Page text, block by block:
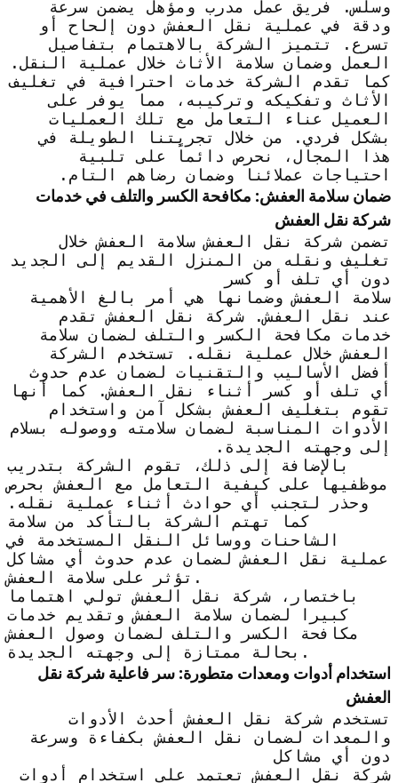
وسلس. فريق عمل مدرب ومؤهل يضمن سرعة
ودقة في عملية نقل العفش دون إلحاح أو
تسرع. تتميز الشركة بالاهتمام بتفاصيل
العمل وضمان سلامة الأثاث خلال عملية النقل.
كما تقدم الشركة خدمات احترافية في تغليف
الأثاث وتفكيكه وتركيبه، مما يوفر على
العميل عناء التعامل مع تلك العمليات
بشكل فردي. من خلال تجربتنا الطويلة في
هذا المجال، نحرص دائماً على تلبية
احتياجات عملائنا وضمان رضاهم التام.
ضمان سلامة العفش: مكافحة الكسر والتلف في خدمات
شركة نقل العفش
تضمن شركة نقل العفش سلامة العفش خلال
تغليف ونقله من المنزل القديم إلى الجديد
دون أي تلف أو كسر
سلامة العفش وضمانها هي أمر بالغ الأهمية
عند نقل العفش. شركة نقل العفش تقدم
خدمات مكافحة الكسر والتلف لضمان سلامة
العفش خلال عملية نقله. تستخدم الشركة
أفضل الأساليب والتقنيات لضمان عدم حدوث
أي تلف أو كسر أثناء نقل العفش. كما أنها
تقوم بتغليف العفش بشكل آمن واستخدام
الأدوات المناسبة لضمان سلامته ووصوله بسلام
إلى وجهته الجديدة.
بالإضافة إلى ذلك، تقوم الشركة بتدريب
موظفيها على كيفية التعامل مع العفش بحرص
وحذر لتجنب أي حوادث أثناء عملية نقله.
كما تهتم الشركة بالتأكد من سلامة
الشاحنات ووسائل النقل المستخدمة في
عملية نقل العفش لضمان عدم حدوث أي مشاكل
تؤثر على سلامة العفش.
باختصار، شركة نقل العفش تولي اهتماما
كبيرا لضمان سلامة العفش وتقديم خدمات
مكافحة الكسر والتلف لضمان وصول العفش
بحالة ممتازة إلى وجهته الجديدة.
استخدام أدوات ومعدات متطورة: سر فاعلية شركة نقل
العفش
تستخدم شركة نقل العفش أحدث الأدوات
والمعدات لضمان نقل العفش بكفاءة وسرعة
دون أي مشاكل
شركة نقل العفش تعتمد على استخدام أدوات